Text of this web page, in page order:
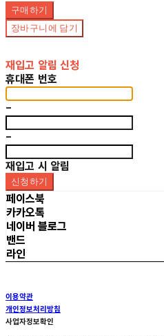
구매하기
장바구니에 담기
재입고 알림 신청
휴대폰 번호
-
-
재입고 시 알림
신청하기
페이스북
카카오톡
네이버 블로그
밴드
라인
이용약관
개인정보처리방침
사업자정보확인